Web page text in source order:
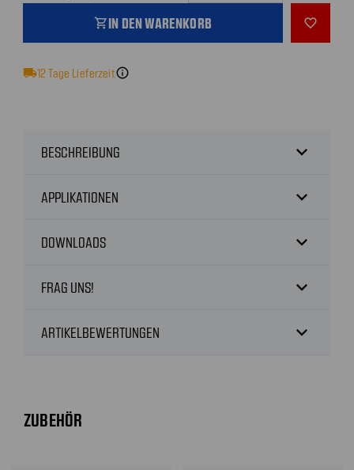
shopping_cartIN DEN WARENKORB favorite_outline
local_shipping12Tage Lieferzeitinfo
BESCHREIBUNG expand_more
APPLIKATIONEN expand_more
DOWNLOADS expand_more
FRAG UNS! expand_more
ARTIKELBEWERTUNGEN expand_more
ZUBEHÖR